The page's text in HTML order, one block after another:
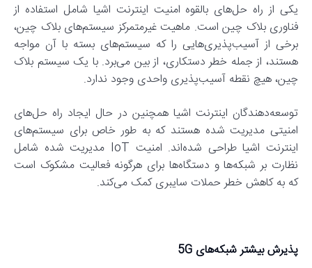
یکی از راه حل‌های بالقوه امنیت اینترنت اشیا شامل استفاده از
فناوری بلاک چین است. ماهیت غیرمتمرکز سیستم‌های بلاک چین،
برخی از آسیب‌پذیری‌هایی را که سیستم‌های بسته با آن مواجه
هستند، از جمله خطر دستکاری، از بین می‌برد. با یک سیستم بلاک
چین، هیچ نقطه آسیب‌پذیری واحدی وجود ندارد.
توسعه‌دهندگان اینترنت اشیا همچنین در حال ایجاد راه حل‌های
امنیتی مدیریت شده هستند که به طور خاص برای سیستم‌های
اینترنت اشیا طراحی شده‌اند. امنیت IoT مدیریت شده شامل
نظارت بر شبکه‌ها و دستگاه‌ها برای هرگونه فعالیت مشکوک است
که به کاهش خطر حملات سایبری کمک می‌کند.
پذیرش بیشتر شبکه‌های 5G